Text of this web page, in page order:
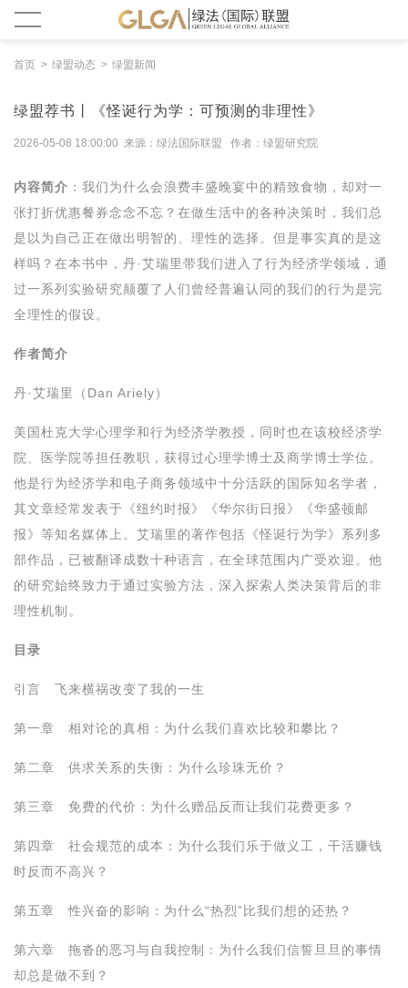
首页 绿盟动态 绿盟新闻
绿盟荐书丨《怪诞行为学：可预测的非理性》
2026-05-08 18:00:00 来源：绿法国际联盟 作者：绿盟研究院
内容简介 ：我们为什么会浪费丰盛晚宴中的精致食物，却对一
张打折优惠餐券念念不忘？在做生活中的各种决策时，我们总
是以为自己正在做出明智的、理性的选择。但是事实真的是这
样吗？在本书中，丹·艾瑞里带我们进入了行为经济学领域，通
过一系列实验研究颠覆了人们曾经普遍认同的我们的行为是完
全理性的假设。
作者简介
丹·艾瑞里（Dan Ariely）
美国杜克大学心理学和行为经济学教授，同时也在该校经济学
院、医学院等担任教职，获得过心理学博士及商学博士学位。
他是行为经济学和电子商务领域中十分活跃的国际知名学者，
其文章经常发表于《纽约时报》《华尔街日报》《华盛顿邮
报》等知名媒体上。艾瑞里的著作包括《怪诞行为学》系列多
部作品，已被翻译成数十种语言，在全球范围内广受欢迎。他
的研究始终致力于通过实验方法，深入探索人类决策背后的非
理性机制。
目录
引言 飞来横祸改变了我的一生
第一章 相对论的真相：为什么我们喜欢比较和攀比？
第二章 供求关系的失衡：为什么珍珠无价？
第三章 免费的代价：为什么赠品反而让我们花费更多？
第四章 社会规范的成本：为什么我们乐于做义工，干活赚钱
时反而不高兴？
第五章 性兴奋的影响：为什么“热烈”比我们想的还热？
第六章 拖沓的恶习与自我控制：为什么我们信誓旦旦的事情
却总是做不到？